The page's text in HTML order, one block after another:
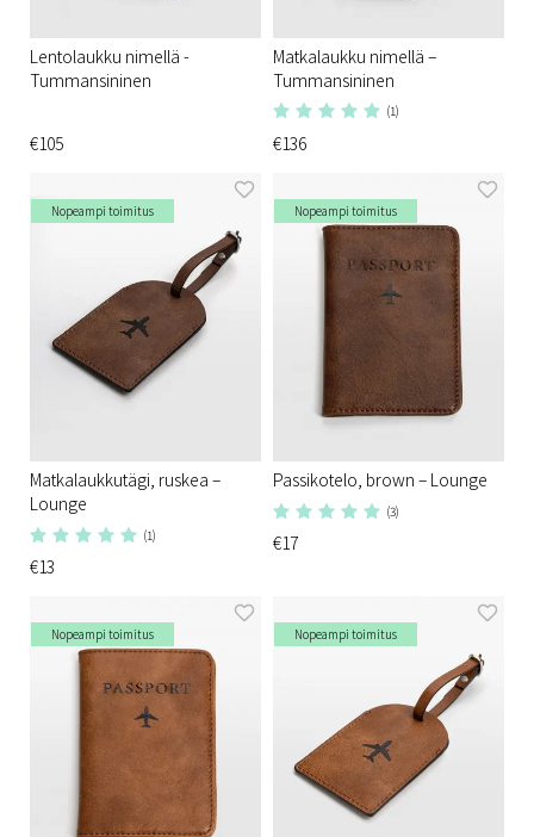
Lentolaukku nimellä -
Tummansininen
€105
Matkalaukku nimellä –
Tummansininen
(1)
€136
Nopeampi toimitus
Matkalaukkutägi, ruskea –
Lounge
(1)
€13
Nopeampi toimitus
Passikotelo, brown – Lounge
(3)
€17
Nopeampi toimitus Nopeampi toimitus